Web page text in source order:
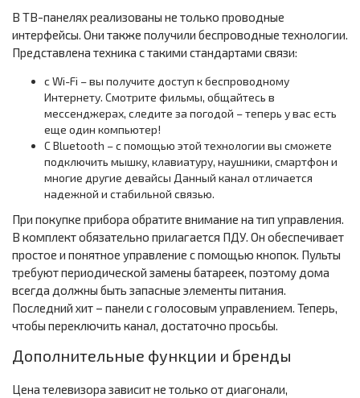
В ТВ-панелях реализованы не только проводные
интерфейсы. Они также получили беспроводные технологии.
Представлена техника с такими стандартами связи:
с Wi-Fi – вы получите доступ к беспроводному
Интернету. Смотрите фильмы, общайтесь в
мессенджерах, следите за погодой – теперь у вас есть
еще один компьютер!
С Bluetooth – с помощью этой технологии вы сможете
подключить мышку, клавиатуру, наушники, смартфон и
многие другие девайсы Данный канал отличается
надежной и стабильной связью.
При покупке прибора обратите внимание на тип управления.
В комплект обязательно прилагается ПДУ. Он обеспечивает
простое и понятное управление с помощью кнопок. Пульты
требуют периодической замены батареек, поэтому дома
всегда должны быть запасные элементы питания.
Последний хит – панели с голосовым управлением. Теперь,
чтобы переключить канал, достаточно просьбы.
Дополнительные функции и бренды
Цена телевизора зависит не только от диагонали,